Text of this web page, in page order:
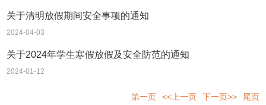
关于清明放假期间安全事项的通知
2024-04-03
关于2024年学生寒假放假及安全防范的通知
2024-01-12
第一页 <<上一页 下一页>> 尾页